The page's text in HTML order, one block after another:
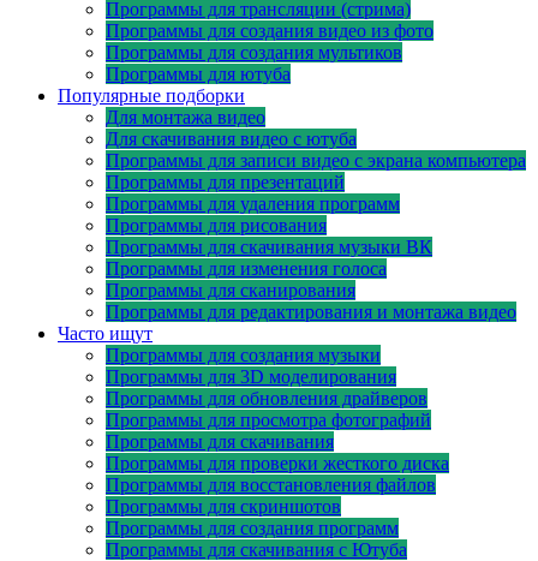
Программы для трансляции (стрима)
Программы для создания видео из фото
Программы для создания мультиков
Программы для ютуба
Популярные подборки
Для монтажа видео
Для скачивания видео с ютуба
Программы для записи видео с экрана компьютера
Программы для презентаций
Программы для удаления программ
Программы для рисования
Программы для скачивания музыки ВК
Программы для изменения голоса
Программы для сканирования
Программы для редактирования и монтажа видео
Часто ищут
Программы для создания музыки
Программы для 3D моделирования
Программы для обновления драйверов
Программы для просмотра фотографий
Программы для скачивания
Программы для проверки жесткого диска
Программы для восстановления файлов
Программы для скриншотов
Программы для создания программ
Программы для скачивания с Ютуба